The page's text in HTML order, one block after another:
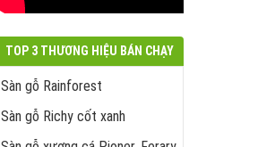
TOP 3 THƯƠNG HIỆU BÁN CHẠY
Sàn gỗ Rainforest
Sàn gỗ Richy cốt xanh